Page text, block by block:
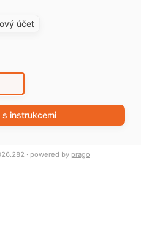
účet
s instrukcemi
· powered by prago